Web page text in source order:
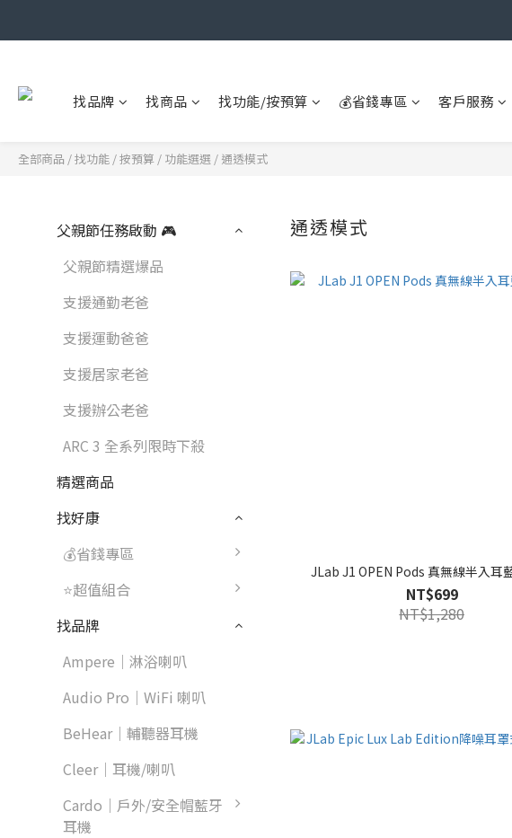
找品牌 找商品 找功能/按預算 💰省錢專區 客戶服務
全部商品 /找功能 / 按預算 / 功能選選 / 通透模式
父親節任務啟動 🎮
父親節精選爆品
支援通勤老爸
支援運動爸爸
支援居家老爸
支援辦公老爸
ARC 3 全系列限時下殺
精選商品
找好康
💰省錢專區
⭐超值組合
找品牌
Ampere｜淋浴喇叭
Audio Pro｜WiFi 喇叭
BeHear｜輔聽器耳機
Cleer｜耳機/喇叭
Cardo｜戶外/安全帽藍牙
耳機
通透模式
JLab J1 OPEN Pods 真無線半入耳
NT$699
NT$1,280